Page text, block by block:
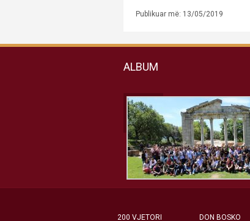
Publikuar më: 13/05/2019
ALBUM
200 VJETORI DON BOSKO